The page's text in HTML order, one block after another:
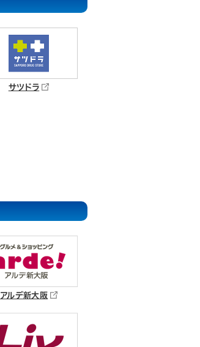
サツドラ
アルデ新大阪